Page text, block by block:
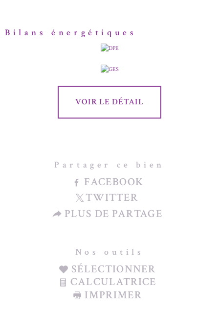
Bilans énergétiques
VOIR LE DÉTAIL
Partager ce bien
FACEBOOK
TWITTER
PLUS DE PARTAGE
Nos outils
SÉLECTIONNER
CALCULATRICE
IMPRIMER